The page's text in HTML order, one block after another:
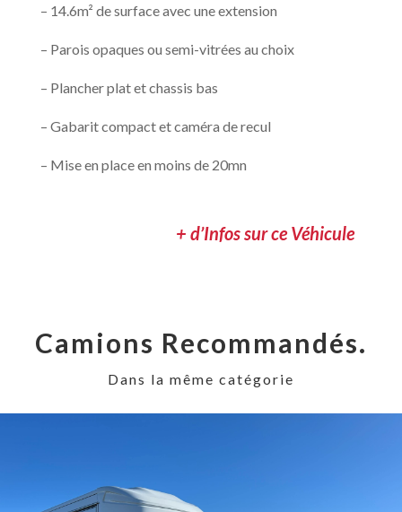
– 14.6m² de surface avec une extension
– Parois opaques ou semi-vitrées au choix
– Plancher plat et chassis bas
– Gabarit compact et caméra de recul
– Mise en place en moins de 20mn
+ d’Infos sur ce Véhicule
Camions Recommandés.
Dans la même catégorie